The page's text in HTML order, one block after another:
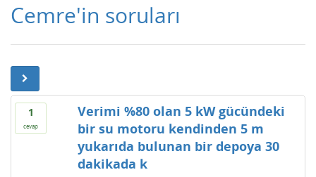
Cemre'in soruları
1
cevap
Verimi %80 olan 5 kW gücündeki
bir su motoru kendinden 5 m
yukarıda bulunan bir depoya 30
dakikada k